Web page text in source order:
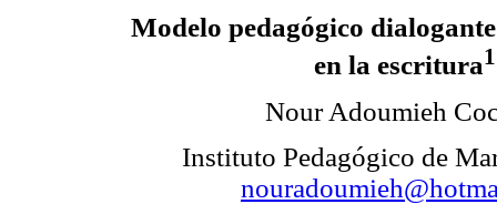
Modelo pedagógico
en la escritura1
Nour Adoumieh
Instituto Pedagógico de